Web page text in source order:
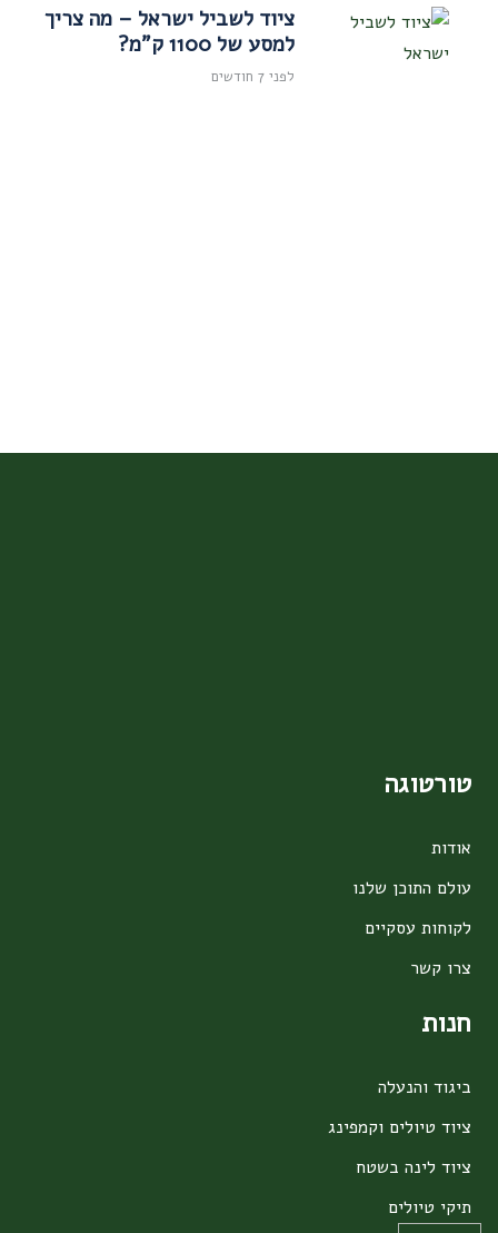
ציוד לשביל ישראל – מה צריך
למסע של 1100 ק"מ?
לפני 7 חודשים
טורטוגה
אודות
עולם התוכן שלנו
לקוחות עסקיים
צרו קשר
חנות
ביגוד והנעלה
ציוד טיולים וקמפינג
ציוד לינה בשטח
תיקי טיולים